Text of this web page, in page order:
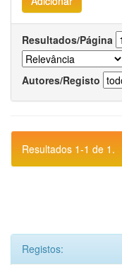
Resultados/Página
Autores/Registo
Resultados 1-1 de 1.
Registos: